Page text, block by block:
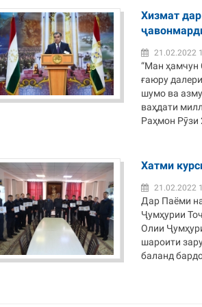
Хизмат
21.02.2022
“Ман ҳамчун
ғаюру
шумо ва
ваҳдати
Раҳмон Рӯзи
Хатми
21.02.2022
Дар Паёми
Ҷумҳурии
Олии
шароити
баланд